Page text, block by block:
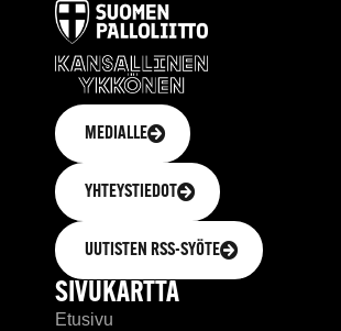
MEDIALLE
YHTEYSTIEDOT
UUTISTEN RSS-SYÖTE
SIVUKARTTA
Etusivu